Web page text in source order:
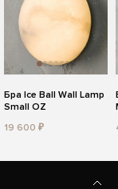
Бра Ice Ball Wall Lamp
Small OZ
19 600 ₽